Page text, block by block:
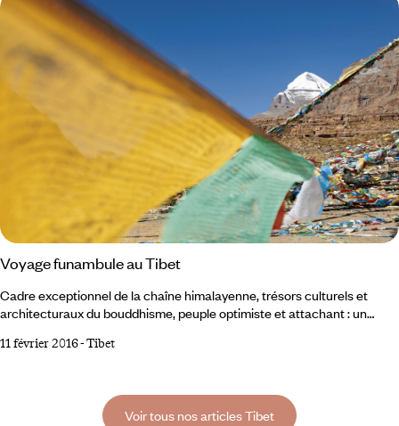
Voyage funambule au Tibet
Cadre exceptionnel de la chaîne himalayenne, trésors culturels et
architecturaux du bouddhisme, peuple optimiste et attachant : un
rencontres et spiritualité. Atterrissage sur le toit du monde, à 3650 m
monde suspendu entre deux cultures.
11 février 2016-Tibet
Voir tous nos articles Tibet